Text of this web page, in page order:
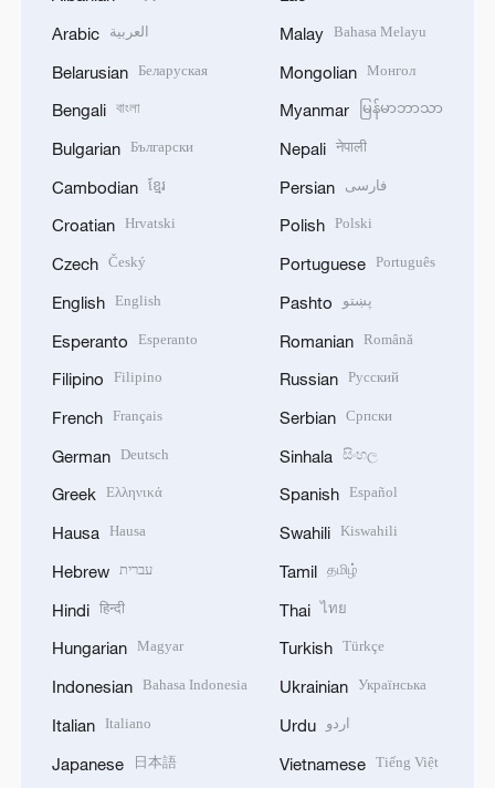
Arabic العربية
Belarusian Беларуская
Bengali বাংলা
Bulgarian Български
Cambodian ខ្មែរ
Croatian Hrvatski
Czech Český
English English
Esperanto Esperanto
Filipino Filipino
French Français
German Deutsch
Greek Ελληνικά
Hausa Hausa
Hebrew עברית
Hindi हिन्दी
Hungarian Magyar
Indonesian Bahasa Indonesia
Italian Italiano
Japanese 日本語
Malay Bahasa Melayu
Mongolian Монгол
Myanmar မြန်မာဘာသာ
Nepali नेपाली
Persian فارسی
Polish Polski
Portuguese Português
Pashto پښتو
Romanian Română
Russian Русский
Serbian Српски
Sinhala සිංහල
Spanish Español
Swahili Kiswahili
Tamil தமிழ்
Thai ไทย
Turkish Türkçe
Ukrainian Українська
Urdu اردو
Vietnamese Tiếng Việt